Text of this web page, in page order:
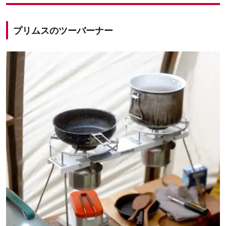
プリムスのツーバーナー